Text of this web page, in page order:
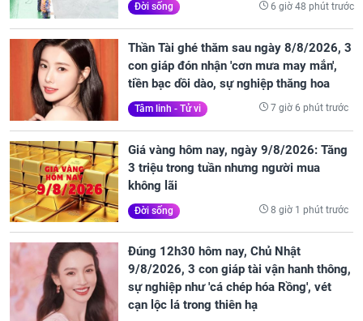
Đời sống 6 giờ 48 phút trước
Thần Tài ghé thăm sau ngày 8/8/2026, 3
con giáp đón nhận 'cơn mưa may mắn',
tiền bạc dồi dào, sự nghiệp thăng hoa
Tâm linh - Tử vi 7 giờ 6 phút trước
Giá vàng hôm nay, ngày 9/8/2026: Tăng
3 triệu trong tuần nhưng người mua
không lãi
Đời sống 8 giờ 1 phút trước
Đúng 12h30 hôm nay, Chủ Nhật
9/8/2026, 3 con giáp tài vận hanh thông,
sự nghiệp như 'cá chép hóa Rồng', vét
cạn lộc lá trong thiên hạ